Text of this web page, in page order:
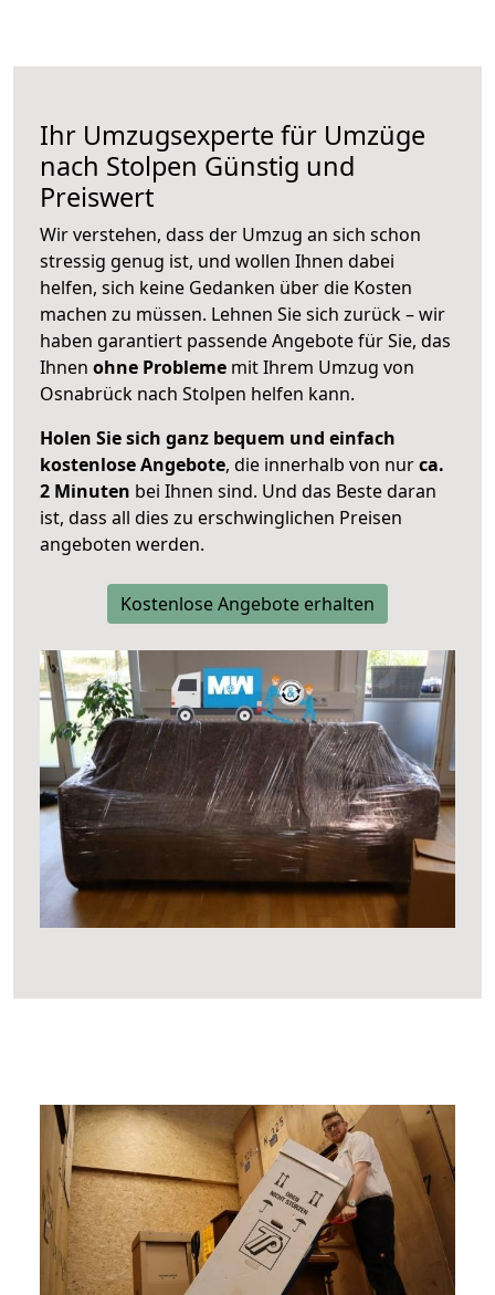
Ihr Umzugsexperte für Umzüge
nach Stolpen Günstig und
Preiswert
Wir verstehen, dass der Umzug an sich schon
stressig genug ist, und wollen Ihnen dabei
helfen, sich keine Gedanken über die Kosten
machen zu müssen. Lehnen Sie sich zurück – wir
haben garantiert passende Angebote für Sie, das
Ihnen ohne Probleme mit Ihrem Umzug von
Osnabrück nach Stolpen helfen kann.
Holen Sie sich ganz bequem und einfach
kostenlose Angebote, die innerhalb von nurca.
2 Minuten bei Ihnen sind. Und das Beste daran
ist, dass all dies zu erschwinglichen Preisen
angeboten werden.
Kostenlose Angebote erhalten